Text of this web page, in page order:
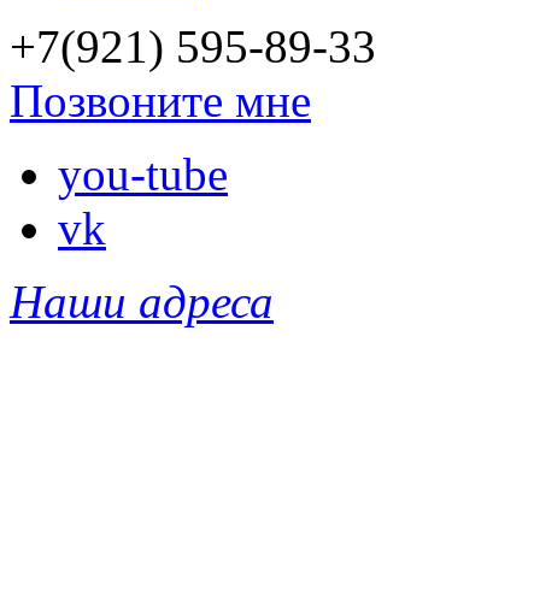
+7(921) 595-89-33
Позвоните мне
you-tube
vk
Наши адреса